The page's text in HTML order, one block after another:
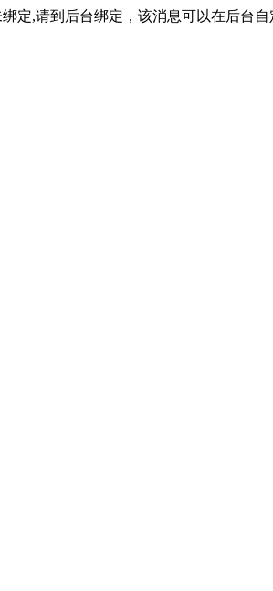
定,请到后台绑定，该消息可以在后台自